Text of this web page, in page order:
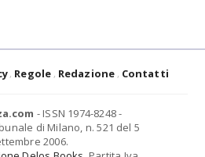
Regole Redazione Contatti
- ISSN 1974-8248 -
di Milano, n. 521 del 5
2006.